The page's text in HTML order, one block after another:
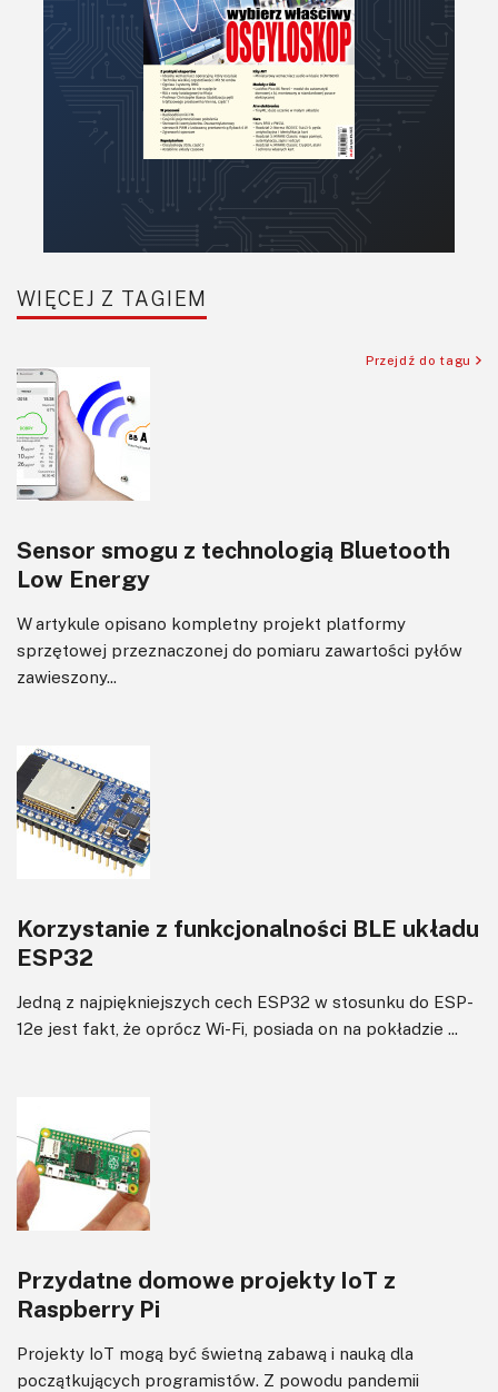
Półprzewodniki
Pomiary i testy
Projektowanie
Sensory
Software
Sterowanie
Transformatory
Tranzystory
Wywiady
Wzmacniacze
Zasilanie
Felietony
WIĘCEJ Z TAGIEM
Przejdź do tagu
Sensor smogu z technologią Bluetooth
Low Energy
W artykule opisano kompletny projekt platformy
sprzętowej przeznaczonej do pomiaru zawartości pyłów
zawieszony...
Korzystanie z funkcjonalności BLE układu
ESP32
Jedną z najpiękniejszych cech ESP32 w stosunku do ESP-
12e jest fakt, że oprócz Wi-Fi, posiada on na pokładzie ...
Przydatne domowe projekty IoT z
Raspberry Pi
Projekty IoT mogą być świetną zabawą i nauką dla
początkujących programistów. Z powodu pandemii